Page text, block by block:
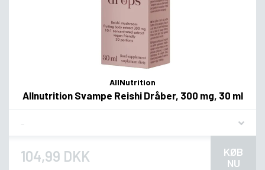
AllNutrition
Allnutrition Svampe Reishi Dråber, 300 mg, 30 ml
104,99 DKK
KØB
NU